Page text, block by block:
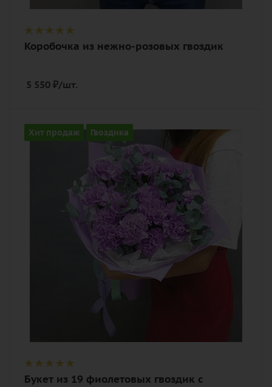
Коробочка из нежно-розовых гвоздик
5 550 ₽/шт.
Хит продаж Гвоздика
Количество
19
фиолетовый
гвоздика (диантус), эвкалипт, лента,
дизайнерская упаковка
Букет из 19 фиолетовых гвоздик с